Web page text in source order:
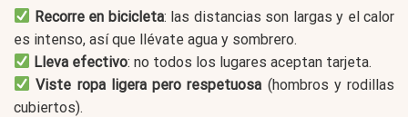
Recorre en bicicleta: las distancias son largas y el calor
es intenso, así que llévate agua y sombrero.
Lleva efectivo: no todos los lugares aceptan tarjeta.
Viste ropa ligera pero respetuosa (hombros y rodillas
cubiertos).